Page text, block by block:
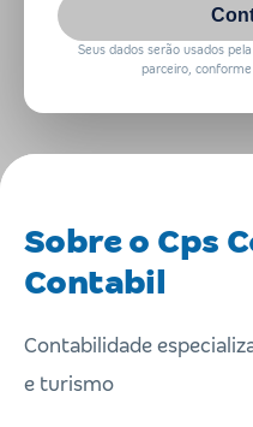
Seus dados serão usados
parceiro, conforme
Sobre o Cps
Contabil
Contabilidade
e turismo